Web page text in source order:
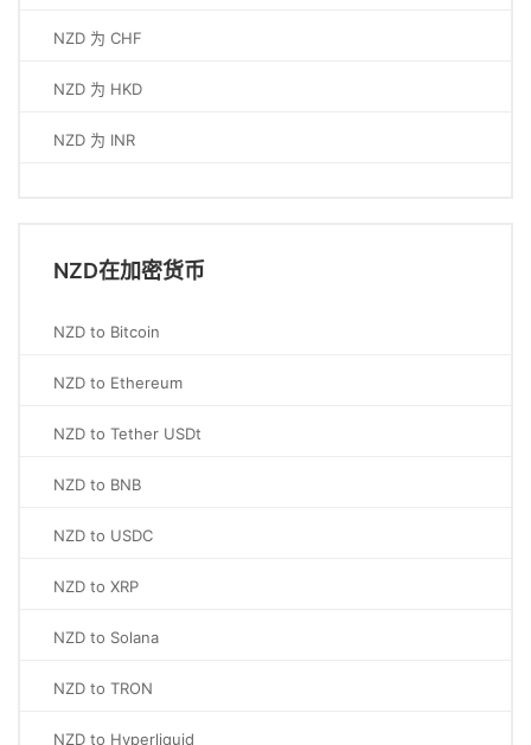
NZD 为 CHF
NZD 为 HKD
NZD 为 INR
NZD在加密货币
NZD to Bitcoin
NZD to Ethereum
NZD to Tether USDt
NZD to BNB
NZD to USDC
NZD to XRP
NZD to Solana
NZD to TRON
NZD to Hyperliquid